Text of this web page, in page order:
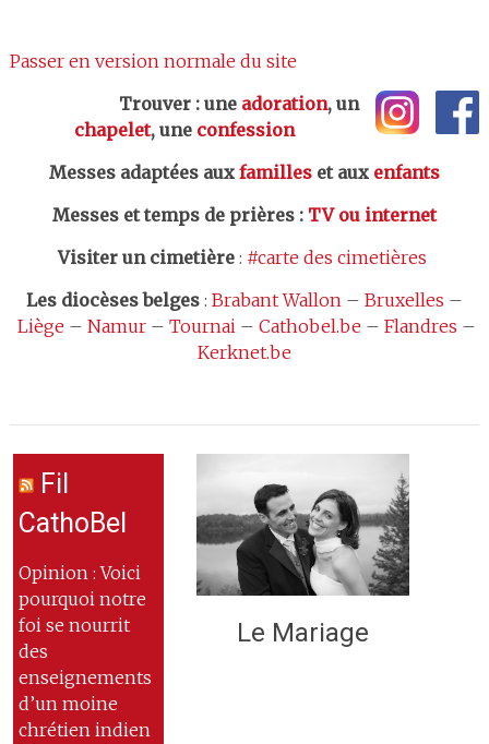
Passer en version normale du site
Trouver : une adoration, un
chapelet, une confession
Messes adaptées aux familleset aux enfants
Messes et temps de prières: TV ou internet
Visiter un cimetière: #carte des cimetières
Les diocèses belges: Brabant Wallon– Bruxelles –
Liège – Namur– Tournai– Cathobel.be – Flandres –
Kerknet.be
Fil
CathoBel
Opinion : Voici
pourquoi notre
foi se nourrit
des
enseignements
d’un moine
chrétien indien
Le Mariage